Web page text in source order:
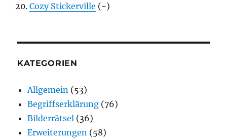
Cozy Stickerville (-)
KATEGORIEN
Allgemein (53)
Begriffserklärung (76)
Bilderrätsel (36)
Erweiterungen (58)